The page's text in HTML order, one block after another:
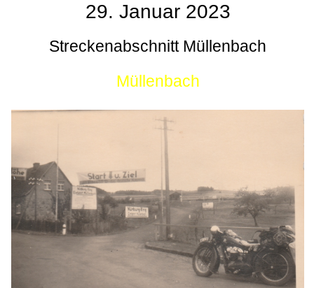
29. Januar 2023
Streckenabschnitt Müllenbach
Müllenbach